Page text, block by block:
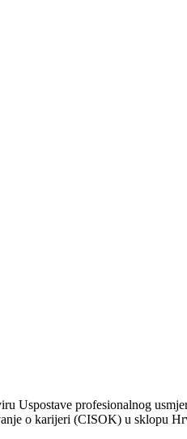
Uspostave profesionalnog
o karijeri (CISOK) u sklopu